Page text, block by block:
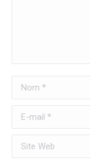
Nom *
E-mail *
Site Web